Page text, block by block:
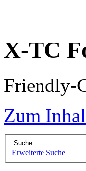
X-TC
Friendly-
Zum
Erweiterte Suche